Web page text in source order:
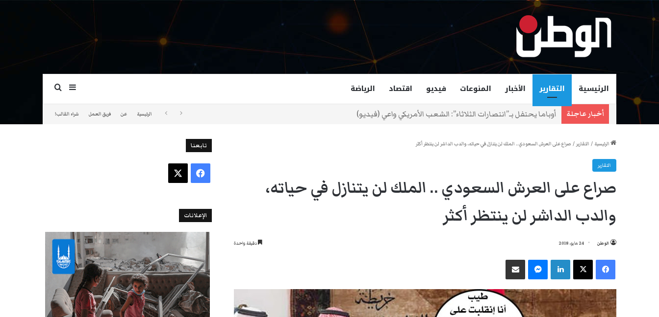
الرئيسية التقارير الأخبار المنوعات فيديو اقتصاد الرياضة إضافة عمود جانبي
بحث عن
أخبار عاجلة زهران ممداني عمدة لمدينة نيويورك وغزالة هاشمي أول مسلمة نائبة لحاكم فرجينيا الرئيسية عن فريق العمل شراء القالب!
الرئيسية / التقارير / صراع على العرش السعودي .. الملك لن يتنازل في حياته، والدب الداشر لن ينتظر أكثر
التقارير
صراع على العرش السعودي .. الملك لن يتنازل في حياته،
والدب الداشر لن ينتظر أكثر
الوطن 24 مايو، 2018 دقيقة واحدة
فيسبوك ‫X لينكدإن ماسنجر مشاركة عبر البريد
تابعنا
فيسبوك
الإعلانات